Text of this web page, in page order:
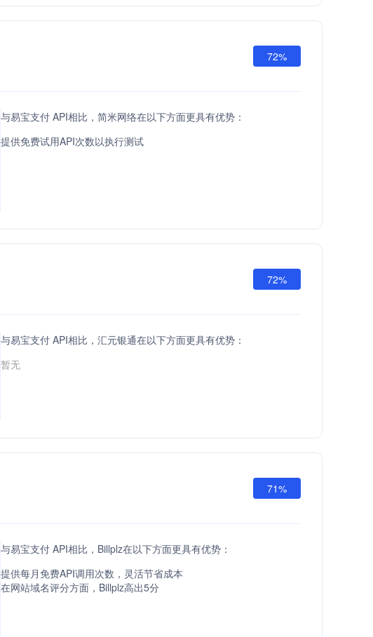
72%
与易宝支付 API相比，简米网络在以下方面更具有优势：
提供免费试用API次数以执行测试
72%
与易宝支付 API相比，汇元银通在以下方面更具有优势：
暂无
71%
与易宝支付 API相比，Billplz在以下方面更具有优势：
提供每月免费API调用次数，灵活节省成本
在网站域名评分方面，Billplz高出5分